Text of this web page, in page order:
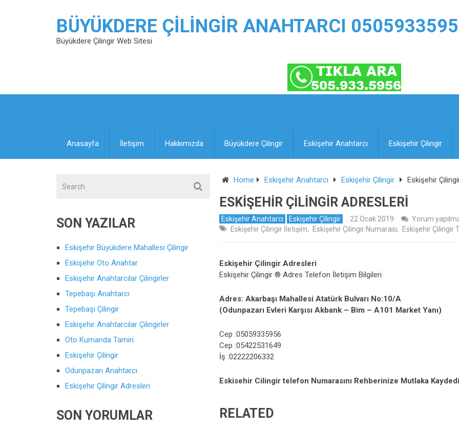
BÜYÜKDERE ÇILINGIR ANAHTARCI
Büyükdere Çilingir Web Sitesi
Anasayfa İletişim Hakkımızda Büyükdere Çilingir Eskişehir Anahtarcı Eskişehir Çilingir
Home Eskişehir Anahtarcı Eskişehir Çilingir Eskişehir
ESKIŞEHIR ÇILINGIR ADRESLERI
Eskişehir Anahtarcı Eskişehir Çilingir 22 Ocak 2019 Yorum
Eskişehir Çilingir İletişim, Eskişehir Çilingir Numarası, Eskişehir Çilingir
Eskişehir Çilingir Adresleri
Eskişehir Çilingir ® Adres Telefon İletişim Bilgileri
Adres: Akarbaşı Mahallesi Atatürk Bulvarı No:10/A
(Odunpazarı Evleri Karşısı Akbank – Bim – A101 Market Yanı)
Cep :05059335956
Cep :05422531649
İş :02222206332
Eskisehir Cilingir telefon Numarasını Rehberinize Mutlaka
RELATED
SON YAZILAR
Eskişehir Büyükdere Mahallesi Çilingir
Eskişehir Oto Anahtar
Eskişehir Anahtarcılar Çilingirler
Tepebaşı Anahtarcı
Tepebaşı Çilingir
Eskişehir Anahtarcılar Çilingirler
Oto Kumanda Tamiri
Eskişehir Çilingir
Odunpazarı Anahtarcı
Eskişehir Çilingir Adresleri
SON YORUMLAR